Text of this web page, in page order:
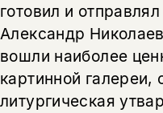
готовил и
Александр
вошли наиболее
картинной галереи,
литургическая